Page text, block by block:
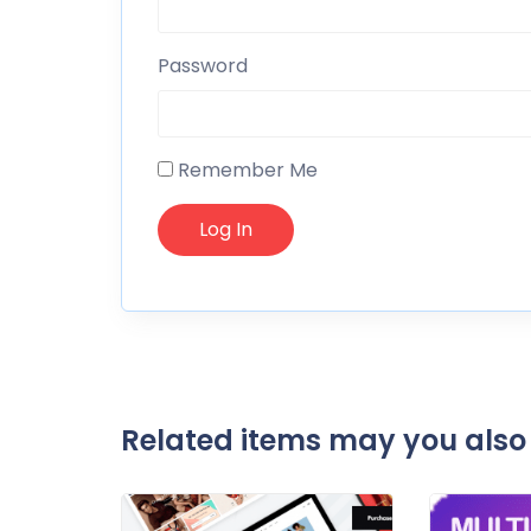
Password
Remember Me
Related items may you